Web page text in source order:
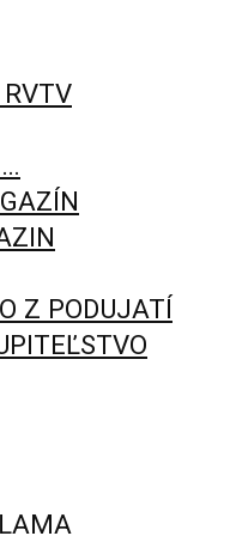
Z PODUJATÍ